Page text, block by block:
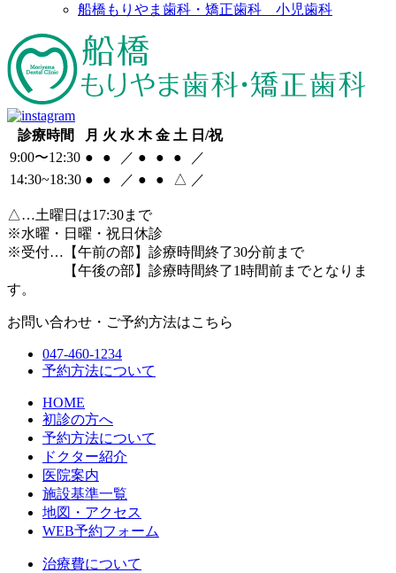
船橋もりやま歯科・矯正歯科 小児歯科
診療時間 月 火 水 木 金 土 日/祝
9:00〜12:30 ● ● ／ ● ● ●
／
14:30~18:30 ● ● ／ ● ● △ ／
△…土曜日は17:30まで
※水曜・日曜・祝日休診
※受付…【午前の部】診療時間終了30分前まで
【午後の部】診療時間終了1時間前までとなりま
す。
お問い合わせ・ご予約方法はこちら
047-460-1234
予約方法について
HOME
初診の方へ
予約方法について
ドクター紹介
医院案内
施設基準一覧
地図・アクセス
WEB予約フォーム
治療費について